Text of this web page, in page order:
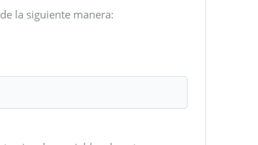
la siguiente manera: